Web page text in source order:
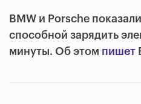
BMW и Porsche
способной зарядить
минуты. Об этом пишет